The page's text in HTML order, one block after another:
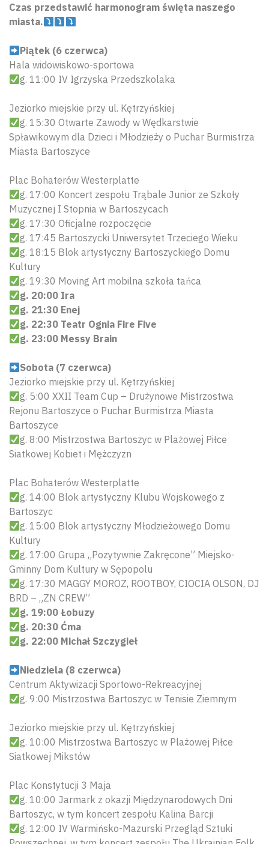
Czas przedstawić harmonogram święta naszego
miasta.
Piątek (6 czerwca)
Hala widowiskowo-sportowa
g. 11:00 IV Igrzyska Przedszkolaka
Jeziorko miejskie przy ul. Kętrzyńskiej
g. 15:30 Otwarte Zawody w Wędkarstwie
Spławikowym dla Dzieci i Młodzieży o Puchar Burmistrza
Miasta Bartoszyce
Plac Bohaterów Westerplatte
g. 17:00 Koncert zespołu Trąbale Junior ze Szkoły
Muzycznej I Stopnia w Bartoszycach
g. 17:30 Oficjalne rozpoczęcie
g. 17:45 Bartoszycki Uniwersytet Trzeciego Wieku
g. 18:15 Blok artystyczny Bartoszyckiego Domu
Kultury
g. 19:30 Moving Art mobilna szkoła tańca
g. 20:00 Ira
g. 21:30 Enej
g. 22:30 Teatr Ognia Fire Five
g. 23:00 Messy Brain
Sobota (7 czerwca)
Jeziorko miejskie przy ul. Kętrzyńskiej
g. 5:00 XXII Team Cup – Drużynowe Mistrzostwa
Rejonu Bartoszyce o Puchar Burmistrza Miasta
Bartoszyce
g. 8:00 Mistrzostwa Bartoszyc w Plażowej Piłce
Siatkowej Kobiet i Mężczyzn
Plac Bohaterów Westerplatte
g. 14:00 Blok artystyczny Klubu Wojskowego z
Bartoszyc
g. 15:00 Blok artystyczny Młodzieżowego Domu
Kultury
g. 17:00 Grupa „Pozytywnie Zakręcone” Miejsko-
Gminny Dom Kultury w Sępopolu
g. 17:30 MAGGY MOROZ, ROOTBOY, CIOCIA OLSON, DJ
BRD – „ZN CREW”
g. 19:00 Łobuzy
g. 20:30 Ćma
g. 22:00 Michał Szczygieł
Niedziela (8 czerwca)
Centrum Aktywizacji Sportowo-Rekreacyjnej
g. 9:00 Mistrzostwa Bartoszyc w Tenisie Ziemnym
Jeziorko miejskie przy ul. Kętrzyńskiej
g. 10:00 Mistrzostwa Bartoszyc w Plażowej Piłce
Siatkowej Mikstów
Plac Konstytucji 3 Maja
g. 10:00 Jarmark z okazji Międzynarodowych Dni
Bartoszyc, w tym koncert zespołu Kalina Barcji
g. 12:00 IV Warmińsko-Mazurski Przegląd Sztuki